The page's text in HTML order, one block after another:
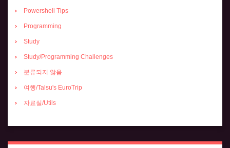
Powershell Tips
Programming
Study
Study/Programming Challenges
분류되지 않음
여행/Talsu's EuroTrip
자료실/Utils